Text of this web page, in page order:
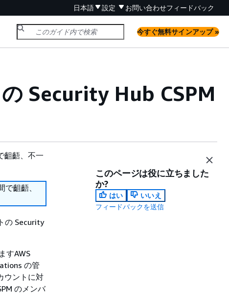
日本語 設定 お問い合わせフィードバック
今すぐ無料サインアップ »
Security Hub CSPM
齟齬、不一
齟齬、
の Security
すAWS
の管
ウントに対
のメンバ
このページは役に立ちました
か?
はい
いいえ
フィードバックを送信